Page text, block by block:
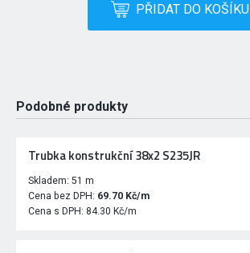
PŘIDAT DO KOŠÍKU
Podobné produkty
Trubka konstrukční 38x2 S235JR
Skladem: 51 m
Cena bez DPH: 69.70 Kč/m
Cena s DPH: 84.30 Kč/m